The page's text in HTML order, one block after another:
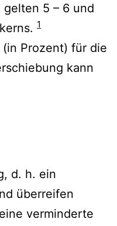
5 – 6 und
1
Prozent) für die
kann
d. h. ein
überreifen
verminderte